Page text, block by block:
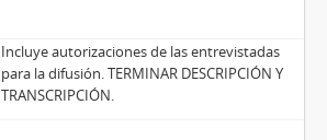
Incluye autorizaciones de las entrevistadas
para la difusión. TERMINAR DESCRIPCIÓN Y
TRANSCRIPCIÓN.